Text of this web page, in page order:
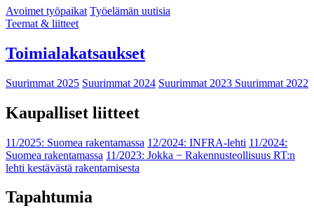
Avoimet työpaikat Työelämän uutisia
Teemat & liitteet
Toimialakatsaukset
Suurimmat 2025 Suurimmat 2024 Suurimmat 2023 Suurimmat 2022
Kaupalliset liitteet
11/2025: Suomea rakentamassa 12/2024: INFRA-lehti 11/2024:
Suomea rakentamassa 11/2023: Jokka − Rakennusteollisuus RT:n
lehti kestävästä rakentamisesta
Tapahtumia